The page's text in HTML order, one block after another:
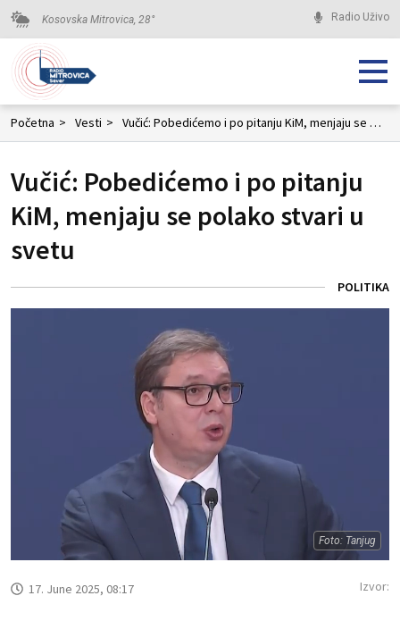
Kosovska Mitrovica, 28° Radio Uživo
Početna > Vesti > Vučić: Pobedićemo i po pitanju KiM, menjaju se polako stvari u svetu
Vučić: Pobedićemo i po pitanju
KiM, menjaju se polako stvari u
svetu
POLITIKA
Foto: Tanjug
17. June 2025, 08:17 Izvor: